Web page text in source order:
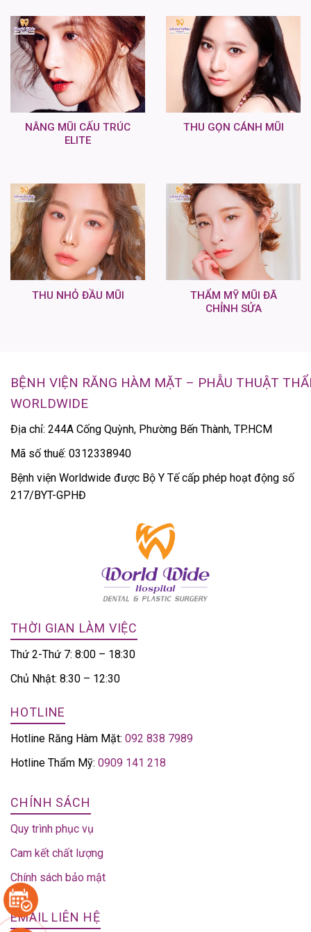
NÂNG MŨI CẤU TRÚC
ELITE
THU GỌN CÁNH MŨI
THU NHỎ ĐẦU MŨI
THẨM MỸ MŨI ĐÃ
CHỈNH SỬA
BỆNH VIỆN RĂNG HÀM MẶT – PHẪU THUẬT
WORLDWIDE
Địa chỉ: 244A Cống Quỳnh, Phường Bến Thành, TP.HCM
Mã số thuế: 0312338940
Bệnh viện Worldwide được Bộ Y Tế cấp phép hoạt động số
217/BYT-GPHĐ
THỜI GIAN LÀM VIỆC
Thứ 2-Thứ 7: 8:00 – 18:30
Chủ Nhật: 8:30 – 12:30
HOTLINE
Hotline Răng Hàm Mặt: 092 838 7989
Hotline Thẩm Mỹ: 0909 141 218
CHÍNH SÁCH
Quy trình phục vụ
Cam kết chất lượng
Chính sách bảo mật
EMAIL LIÊN HỆ